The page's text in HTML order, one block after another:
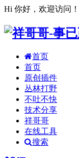
Hi 你好，欢迎访问！
首页
首页
原创插件
丛林打野
不吐不快
技术分享
祥哥哥
在线工具
搜索